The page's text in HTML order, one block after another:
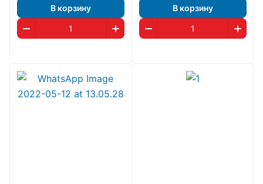
В корзину В корзину